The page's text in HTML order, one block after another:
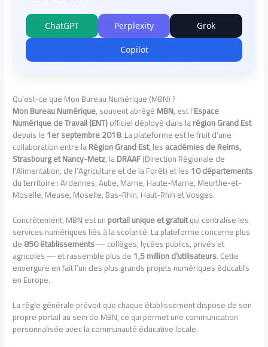
ChatGPT Perplexity Grok
Copilot
Qu’est-ce que Mon Bureau Numérique (MBN) ?
Mon Bureau Numérique, souvent abrégéMBN, est l’Espace
Numérique de Travail (ENT)officiel déployé dans larégion Grand Est
depuis le1er septembre 2018. La plateforme est le fruit d’une
collaboration entre laRégion Grand Est, lesacadémies de Reims,
Strasbourg et Nancy-Metz, laDRAAF(Direction Régionale de
l’Alimentation, de l’Agriculture et de la Forêt) et les10 départements
du territoire : Ardennes, Aube, Marne, Haute-Marne, Meurthe-et-
Moselle, Meuse, Moselle, Bas-Rhin, Haut-Rhin et Vosges.
Concrètement, MBN est unportail unique et gratuitqui centralise les
services numériques liés à la scolarité. La plateforme concerne plus
de850 établissements— collèges, lycées publics, privés et
agricoles — et rassemble plus de1,5 million d’utilisateurs. Cette
envergure en fait l’un des plus grands projets numériques éducatifs
en Europe.
La règle générale prévoit que chaque établissement dispose de son
propre portail au sein de MBN, ce qui permet une communication
personnalisée avec la communauté éducative locale.